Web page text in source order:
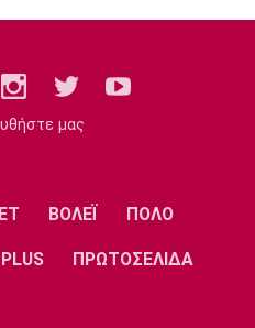
μας
ΒΟΛΕΪ ΠΟΛΟ
PLUS ΠΡΩΤΟΣΕΛΙΔΑ